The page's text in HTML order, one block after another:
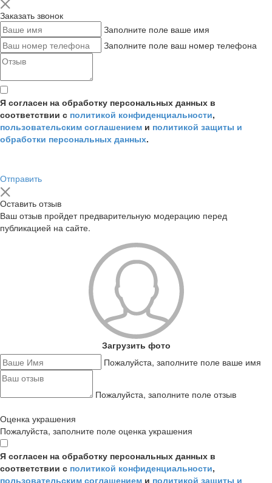
Заказать звонок
Заполните поле ваше имя
Заполните поле ваш номер телефона
Я согласен на обработку персональных данных в
соответствии с политикой конфиденциальности,
пользовательским соглашением и политикой защиты и
обработки персональных данных.
Отправить
Оставить отзыв
Ваш отзыв пройдет предварительную модерацию перед
публикацией на сайте.
Загрузить фото
Пожалуйста, заполните поле ваше имя
Пожалуйста, заполните поле отзыв
Оценка украшения
Пожалуйста, заполните поле оценка украшения
Я согласен на обработку персональных данных в
соответствии с политикой конфиденциальности,
пользовательским соглашением и политикой защиты и